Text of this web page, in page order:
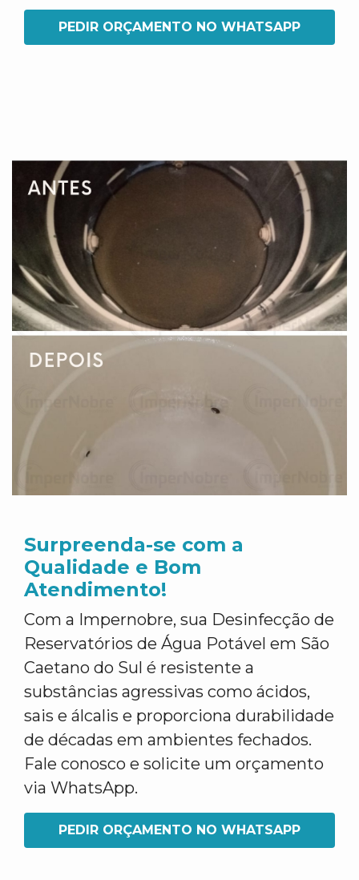
PEDIR ORÇAMENTO NO WHATSAPP
Surpreenda-se com a
Qualidade e Bom
Atendimento!
Com a Impernobre, sua Desinfecção de
Reservatórios de Água Potável em São
Caetano do Sul é resistente a
substâncias agressivas como ácidos,
sais e álcalis e proporciona durabilidade
de décadas em ambientes fechados.
Fale conosco e solicite um orçamento
via WhatsApp.
PEDIR ORÇAMENTO NO WHATSAPP